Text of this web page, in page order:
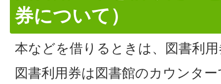
券について）
本などを借りるときは、図書利
図書利用券は図書館のカウンタ